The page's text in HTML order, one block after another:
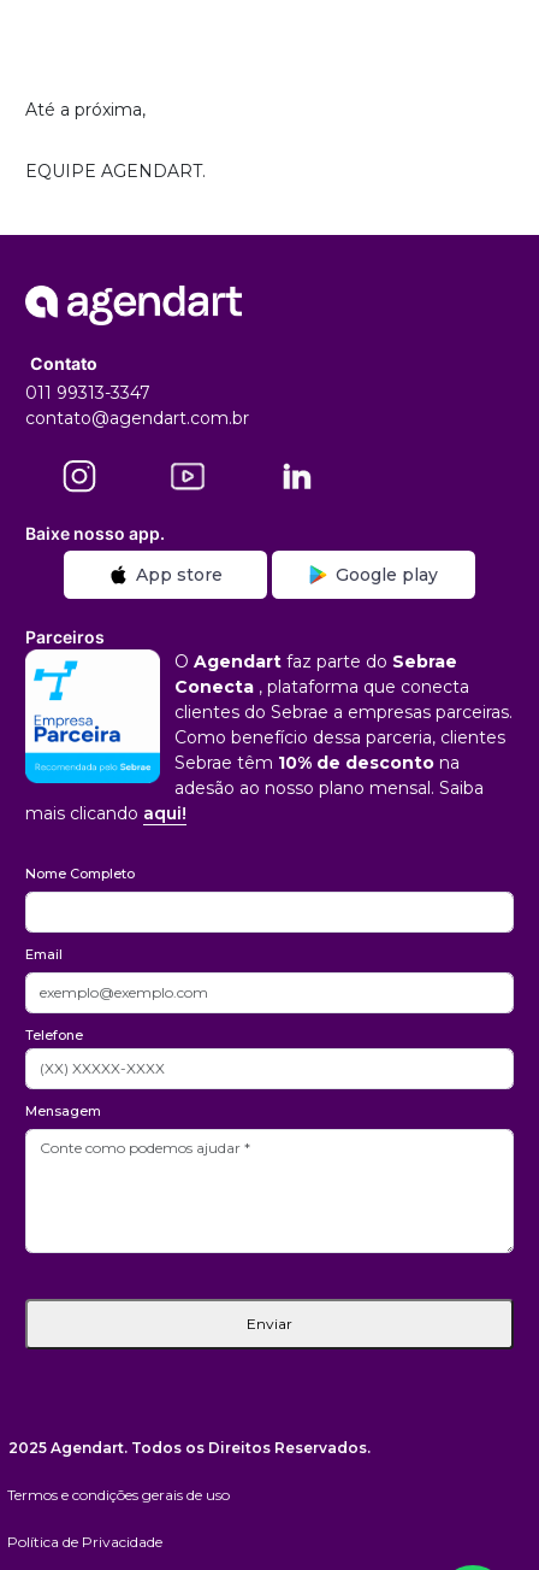
Até a próxima,
EQUIPE AGENDART.
Contato
011 99313-3347
contato@agendart.com.br
Baixe nosso app.
App store Google play
Parceiros
O Agendart faz parte do Sebrae
Conecta , plataforma que conecta
clientes do Sebrae a empresas parceiras.
Como benefício dessa parceria, clientes
Sebrae têm 10% de desconto na
adesão ao nosso plano mensal. Saiba
mais clicando aqui!
Nome Completo
Email
Telefone
Mensagem
Enviar
2025 Agendart. Todos os Direitos Reservados.
Termos e condições gerais de uso
Política de Privacidade